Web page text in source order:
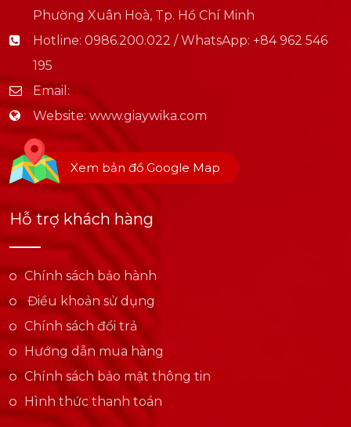
Phường Xuân Hoà, Tp. Hồ Chí Minh
Hotline: 0986.200.022 / WhatsApp: +84 962 546
195
Email:
Website: www.giaywika.com
Xem bản đồ Google Map
Hỗ trợ khách hàng
Chính sách bảo hành
Điều khoản sử dụng
Chính sách đổi trả
Hướng dẫn mua hàng
Chính sách bảo mật thông tin
Hình thức thanh toán